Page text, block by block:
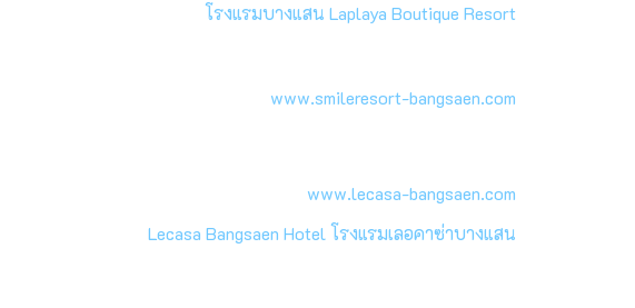
โรงแรมบางแสน Laplaya Boutique Resort
www.smileresort-bangsaen.com
www.lecasa-bangsaen.com
Lecasa Bangsaen Hotel โรงแรมเลอคาซ่าบางแสน